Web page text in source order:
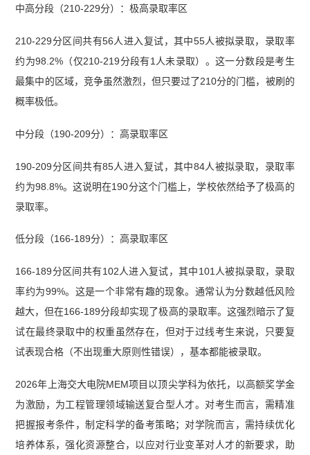
中高分段（210-229分）：极高录取率区
210-229分区间共有56人进入复试，其中55人被拟录取，录取率
约为98.2%（仅210-219分段有1人未录取）。这一分数段是考生
最集中的区域，竞争虽然激烈，但只要过了210分的门槛，被刷的
概率极低。
中分段（190-209分）：高录取率区
190-209分区间共有85人进入复试，其中84人被拟录取，录取率
约为98.8%。这说明在190分这个门槛上，学校依然给予了极高的
录取率。
低分段（166-189分）：高录取率区
166-189分区间共有102人进入复试，其中101人被拟录取，录取
率约为99%。这是一个非常有趣的现象。通常认为分数越低风险
越大，但在166-189分段却实现了极高的录取率。这强烈暗示了复
试在最终录取中的权重虽然存在，但对于过线考生来说，只要复
试表现合格（不出现重大原则性错误），基本都能被录取。
2026年上海交大电院MEM项目以顶尖学科为依托，以高额奖学金
为激励，为工程管理领域输送复合型人才。对考生而言，需精准
把握报考条件，制定科学的备考策略；对学院而言，需持续优化
培养体系，强化资源整合，以应对行业变革对人才的新要求，助